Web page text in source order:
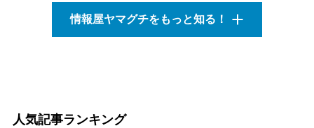
情報屋ヤマグチをもっと知る！
人気記事ランキング